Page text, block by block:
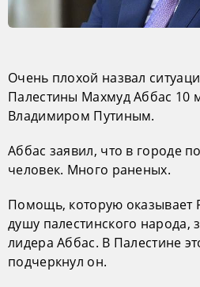
Очень плохой назвал
Палестины Махмуд Аббас 10
Владимиром Путиным.
Аббас заявил, что в городе
человек. Много раненых.
Помощь, которую оказывает
душу палестинского народа,
лидера Аббас. В Палестине
подчеркнул он.